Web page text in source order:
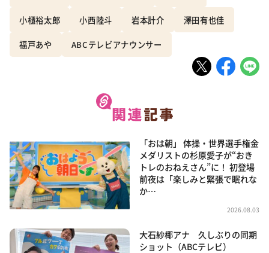
小櫃裕太郎 小西陸斗 岩本計介 澤田有也佳
福戸あや ABCテレビアナウンサー
「おは朝」 体操・世界選手権金
メダリストの杉原愛子が“おき
トレのおねえさん”に！ 初登場
前夜は「楽しみと緊張で眠れな
か…
2026.08.03
大石紗椰アナ 久しぶりの同期
ショット（ABCテレビ）